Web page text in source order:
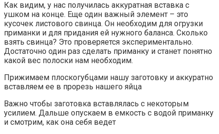
Как видим, у нас получилась аккуратная вставка с
ушком на конце. Еще один важный элемент – это
кусочек листового свинца. Он необходим для огрузки
приманки и для придания ей нужного баланса. Сколько
взять свинца? Это проверяется экспериментально.
Достаточно один раз сделать приманку и станет понятно
какой вес полоски нам необходим.
Прижимаем плоскогубцами нашу заготовку и аккуратно
вставляем ее в прорезь нашего яйца
Важно чтобы заготовка вставлялась с некоторым
усилием. Дальше опускаем в емкость с водой приманку
и смотрим, как она себя ведет